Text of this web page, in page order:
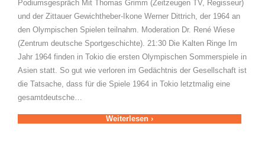
Podiumsgespräch Mit Thomas Grimm (Zeitzeugen TV, Regisseur)
und der Zittauer Gewichtheber-Ikone Werner Dittrich, der 1964 an
den Olympischen Spielen teilnahm. Moderation Dr. René Wiese
(Zentrum deutsche Sportgeschichte). 21:30 Die Kalten Ringe Im
Jahr 1964 finden in Tokio die ersten Olympischen Sommerspiele in
Asien statt. So gut wie verloren im Gedächtnis der Gesellschaft ist
die Tatsache, dass für die Spiele 1964 in Tokio letztmalig eine
gesamtdeutsche…
Weiterlesen ›